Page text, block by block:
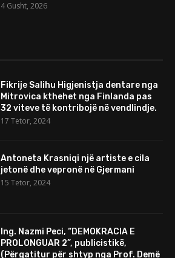
4 Gusht, 2026
Fikrije Salihu Higjenistja dentare nga
Mitrovica kthehet nga Finlanda pas
32 viteve të kontribojë në vendlindje.
17 Tetor, 2024
Antoneta Krasniqi një artiste e cila
jetonë dhe vepronë në Gjermani
15 Tetor, 2024
Ing. Nazmi Peci, “DEMOKRACIA E
PROLONGUAR 2”, publicistikë,
(Përgatitur për shtyp nga Prof. Demë